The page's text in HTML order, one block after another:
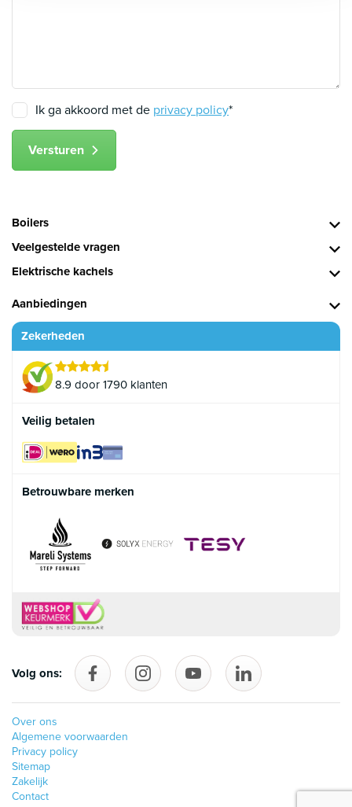
Ik ga akkoord met de privacy policy*
Versturen
Boilers
Veelgestelde vragen
Elektrische kachels
Aanbiedingen
Zekerheden
8.9 door 1790 klanten
Veilig betalen
Betrouwbare merken
Volg ons: Volg ons op Facebook
follow_us_on_instagram
Volg ons op YouTube
Over ons
Algemene voorwaarden
Privacy policy
Sitemap
Zakelijk
Contact